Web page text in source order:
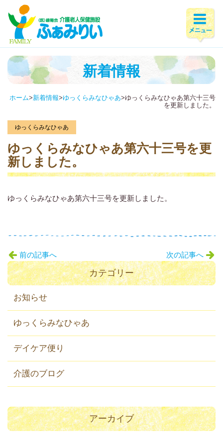
新着情報
ホーム>新着情報>ゆっくらみなひゃあ>ゆっくらみなひゃあ第六十三号
を更新しました。
ゆっくらみなひゃあ
ゆっくらみなひゃあ第六十三号を更
新しました。
ゆっくらみなひゃあ第六十三号を更新しました。
前の記事へ 次の記事へ
カテゴリー
お知らせ
ゆっくらみなひゃあ
デイケア便り
介護のブログ
アーカイブ